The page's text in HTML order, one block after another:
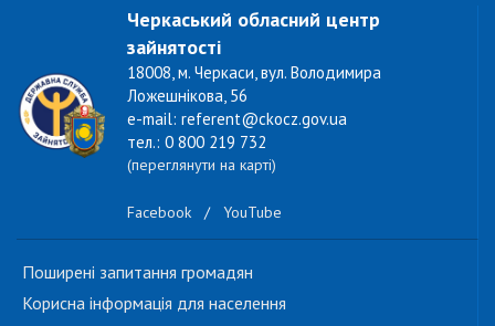
Черкаський обласний центр
зайнятості
18008, м. Черкаси, вул. Володимира
Ложешнікова, 56
e-mail: referent@ckocz.gov.ua
тел.: 0 800 219 732
(переглянути на карті)
Facebook / YouTube
Поширені запитання громадян
Корисна інформація для населення